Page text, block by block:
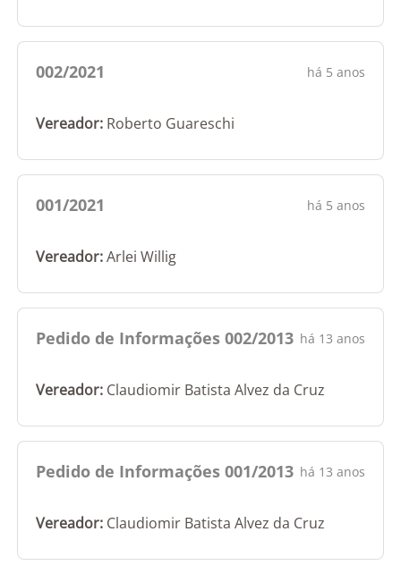
002/2021 há 5 anos
Vereador: Roberto Guareschi
001/2021 há 5 anos
Vereador:Arlei Willig
Pedido de Informações 002/2013 há 13 anos
Vereador: Claudiomir Batista Alvez da Cruz
Pedido de Informações 001/2013 há 13 anos
Vereador: Claudiomir Batista Alvez da Cruz